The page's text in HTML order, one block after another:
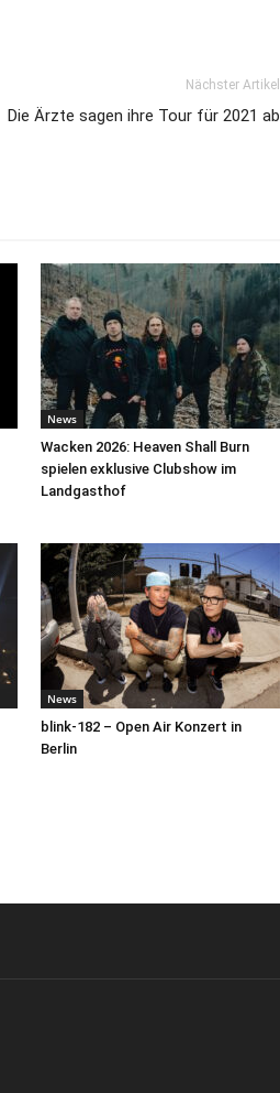
Nächster Artikel
Die Ärzte sagen ihre Tour für 2021 ab
News
Wacken 2026: Heaven Shall Burn
spielen exklusive Clubshow im
Landgasthof
News
blink-182 – Open Air Konzert in
Berlin